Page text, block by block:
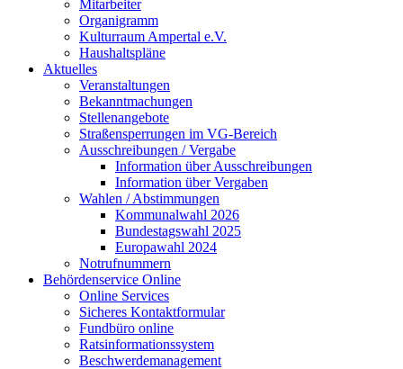
Mitarbeiter
Organigramm
Kulturraum Ampertal e.V.
Haushaltspläne
Aktuelles
Veranstaltungen
Bekanntmachungen
Stellenangebote
Straßensperrungen im VG-Bereich
Ausschreibungen / Vergabe
Information über Ausschreibungen
Information über Vergaben
Wahlen / Abstimmungen
Kommunalwahl 2026
Bundestagswahl 2025
Europawahl 2024
Notrufnummern
Behördenservice Online
Online Services
Sicheres Kontaktformular
Fundbüro online
Ratsinformationssystem
Beschwerdemanagement